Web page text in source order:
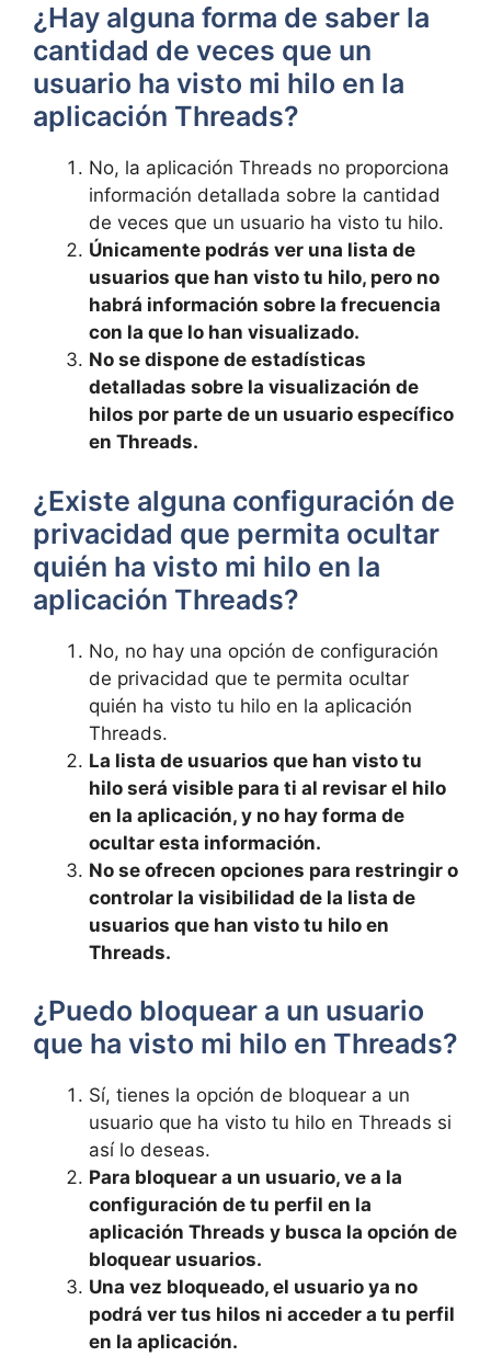
¿Hay alguna forma de saber la
cantidad de veces que ⁢un
usuario ha visto ​mi hilo en la
aplicación Threads?
No, la aplicación Threads no proporciona⁤
información detallada sobre la cantidad
de veces que un usuario ha visto ⁢tu hilo.
Únicamente ⁤podrás ver una ⁣lista‌ de
usuarios que han ⁤visto tu⁤ hilo, pero no
habrá información sobre la ‌frecuencia
con la que lo han visualizado.
No se dispone de estadísticas
⁣detalladas sobre la visualización ⁣de
‍hilos por parte de un usuario específico
en Threads.
¿Existe alguna configuración de
privacidad que permita ocultar
quién ha visto mi‌ hilo en la
aplicación Threads?
No, no hay una opción de configuración
de privacidad que te permita ocultar
‌quién ⁣ha visto tu hilo en la aplicación
Threads.
La⁢ lista de usuarios que han visto ‍tu
hilo⁣ será visible para ti⁤ al revisar el hilo
en la aplicación, y no hay forma de
ocultar esta información.
No se ofrecen opciones para ‌restringir o
controlar⁤ la visibilidad de la lista de
usuarios‍ que han visto tu hilo en
Threads.
¿Puedo ‍bloquear a un usuario
que ha visto mi hilo en Threads?
Sí, tienes la opción de bloquear a un
usuario que ha visto ⁤tu hilo en Threads si
así lo⁢ deseas.
Para ⁣bloquear a un ⁤usuario, ve ​a‌ la
configuración de tu​ perfil en la
aplicación Threads y busca la opción de
bloquear usuarios.
Una vez bloqueado, el usuario ya no
podrá ver‌ tus⁣ hilos ni acceder a tu perfil
en la ​aplicación.